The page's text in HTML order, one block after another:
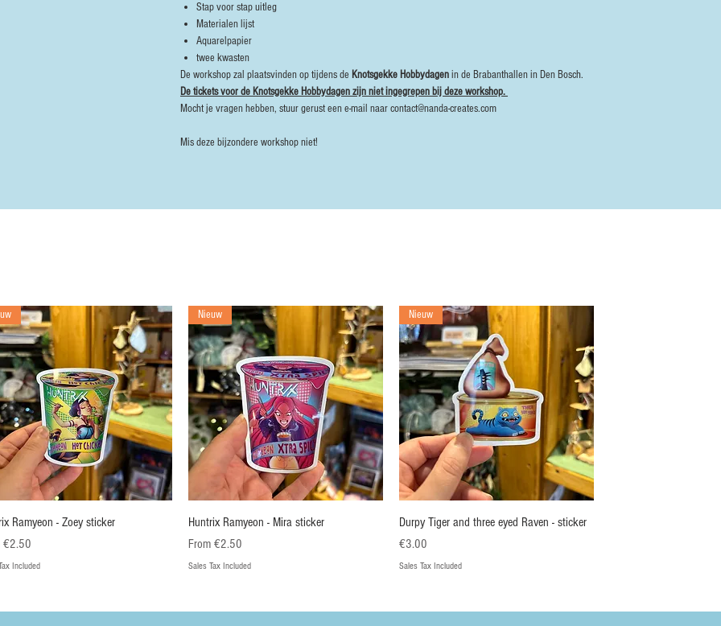
Quick View
Ramyeon - Zoey sticker
€2.50
Included
Quick View
Nieuw
Huntrix Ramyeon - Mira sticker
From €2.50
Sale Price
Sales Tax Included
Quick View
Nieuw
Durpy Tiger and three eyed Raven - sticker
Price
€3.00
Sales Tax Included
Stap voor stap uitleg
Materialen lijst
Aquarelpapier
twee kwasten
De workshop zal plaatsvinden op tijdens de Knotsgekke Hobbydagenin de Brabanthallen in Den Bosch.
De tickets voor de Knotsgekke Hobbydagen zijn niet ingegrepen bij deze workshop.
Mocht je vragen hebben, stuur gerust een e-mail naar contact@nanda-creates.com
Mis deze bijzondere workshop niet!